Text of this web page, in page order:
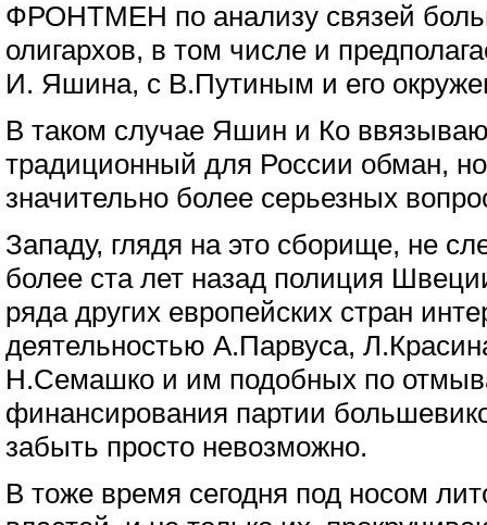
ФРОНТМЕН по анализу связей
олигархов, в том числе и
И. Яшина, с В.Путиным и его
В таком случае Яшин и Ко
традиционный для России обман,
значительно более серьезных
Западу, глядя на это сборище, не
более ста лет назад полиция
ряда других европейских стран
деятельностью А.Парвуса,
Н.Семашко и им подобных по
финансирования партии
забыть просто невозможно.
В тоже время сегодня под носом